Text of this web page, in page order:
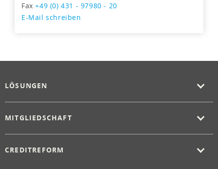
Fax+49 (0) 431 - 97980 - 20
E-Mail schreiben
LÖSUNGEN
MITGLIEDSCHAFT
CREDITREFORM